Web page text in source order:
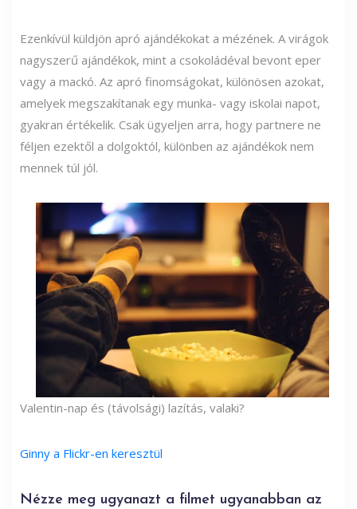
Ezenkívül küldjön apró ajándékokat a mézének. A virágok
nagyszerű ajándékok, mint a csokoládéval bevont eper
vagy a mackó. Az apró finomságokat, különösen azokat,
amelyek megszakítanak egy munka- vagy iskolai napot,
gyakran értékelik. Csak ügyeljen arra, hogy partnere ne
féljen ezektől a dolgoktól, különben az ajándékok nem
mennek túl jól.
Valentin-nap és (távolsági) lazítás, valaki?
Ginny a Flickr-en keresztül
Nézze meg ugyanazt a filmet ugyanabban az